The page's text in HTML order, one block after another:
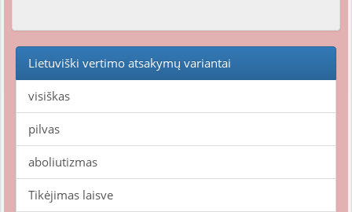
Lietuviški vertimo atsakymų variantai
visiškas
pilvas
aboliutizmas
Tikėjimas laisve